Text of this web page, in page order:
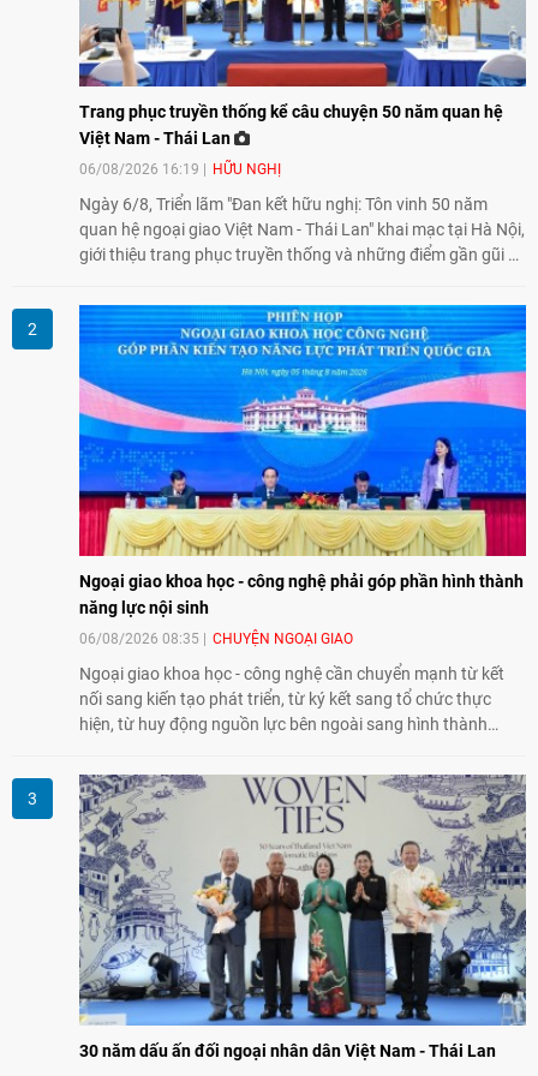
Trang phục truyền thống kể câu chuyện 50 năm quan hệ
Việt Nam - Thái Lan
06/08/2026 16:19 HỮU NGHỊ
Ngày 6/8, Triển lãm "Đan kết hữu nghị: Tôn vinh 50 năm
quan hệ ngoại giao Việt Nam - Thái Lan" khai mạc tại Hà Nội,
giới thiệu trang phục truyền thống và những điểm gần gũi về
giao lưu nhân dân trong chặng đường nửa thế kỷ quan hệ
song phương.
Ngoại giao khoa học - công nghệ phải góp phần hình thành
năng lực nội sinh
06/08/2026 08:35 CHUYỆN NGOẠI GIAO
Ngoại giao khoa học - công nghệ cần chuyển mạnh từ kết
nối sang kiến tạo phát triển, từ ký kết sang tổ chức thực
hiện, từ huy động nguồn lực bên ngoài sang hình thành
nghệ, đổi mới sáng tạo và chuyển đổi số trở thành động lực
phát triển đất nước.
30 năm dấu ấn đối ngoại nhân dân Việt Nam - Thái Lan